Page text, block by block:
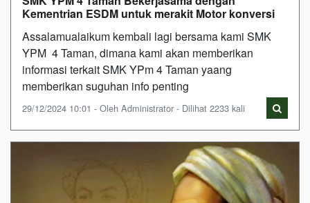
Kementrian ESDM untuk merakit Motor konversi
Assalamualaikum kembali lagi bersama kami SMK
YPM 4 Taman, dimana kami akan memberikan
informasi terkait SMK YPm 4 Taman yaang
memberikan suguhan info penting
29/12/2024 10:01 - Oleh Administrator - Dilihat 2233 kali